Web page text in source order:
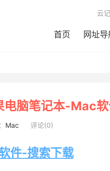
首页 网址
云
电脑笔记本-Mac
Mac 评论(0)
件-搜索下载